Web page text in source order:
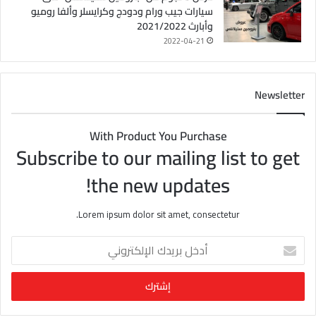
سيارات جيب ورام ودودج وكرايسلر وألفا روميو
وأبارث 2021/2022
2022-04-21
Newsletter
With Product You Purchase
Subscribe to our mailing list to get
the new updates!
Lorem ipsum dolor sit amet, consectetur.
خ
ب
ر